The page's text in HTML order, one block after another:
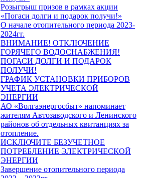
Розыгрыш призов в рамках акции
«Погаси долги и подарок получи!»
О начале отопительного периода 2023-
2024гг.
ВНИМАНИЕ! ОТКЛЮЧЕНИЕ
ГОРЯЧЕГО ВОДОСНАБЖЕНИЯ!
ПОГАСИ ДОЛГИ И ПОДАРОК
ПОЛУЧИ!
ГРАФИК УСТАНОВКИ ПРИБОРОВ
УЧЕТА ЭЛЕКТРИЧЕСКОЙ
ЭНЕРГИИ
АО «Волгаэнергосбыт» напоминает
жителям Автозаводского и Ленинского
районов об отдельных квитанциях за
отопление.
ИСКЛЮЧИТЕ БЕЗУЧЕТНОЕ
ПОТРЕБЛЕНИЕ ЭЛЕКТРИЧЕСКОЙ
ЭНЕРГИИ
Завершение отопительного периода